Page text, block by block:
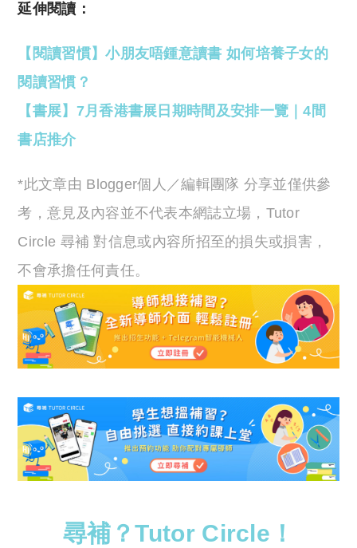
延伸閱讀：
【閱讀習慣】小朋友唔鍾意讀書 如何培養子女的
閱讀習慣？
【書展】7月香港書展日期時間及安排一覽｜4間
書店推介
*此文章由 Blogger個人／編輯團隊 分享並僅供參
考，意見及內容並不代表本網誌立場，Tutor
Circle 尋補 對信息或內容所招至的損失或損害，
不會承擔任何責任。
尋補？Tutor Circle！